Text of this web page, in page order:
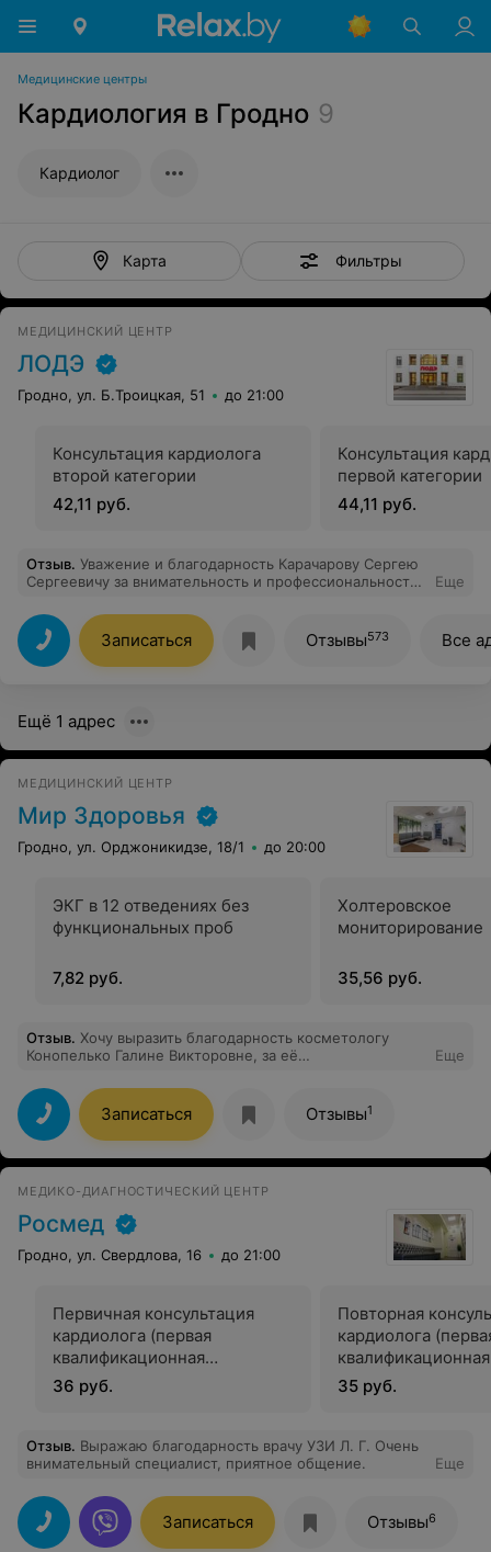
Медицинские центры
Кардиология в Гродно 9
Кардиолог
Карта Фильтры
МЕДИЦИНСКИЙ ЦЕНТР
ЛОДЭ
Гродно, ул. Б.Троицкая, 51 до 21:00
Консультация кардиолога
второй категории
42,11 руб.
Консультация
первой категории
44,11 руб.
Отзыв. Уважение и благодарность Карачарову Сергею
Сергеевичу за внимательность и профессиональность.
доктор.
Еще
Записаться Отзывы573 Все
Ещё 1 адрес
МЕДИЦИНСКИЙ ЦЕНТР
Мир Здоровья
Гродно, ул. Орджоникидзе, 18/1 до 20:00
ЭКГ в 12 отведениях без
функциональных проб
7,82 руб.
Холтеровское
мониторирование
35,56 руб.
Отзыв. Хочу выразить благодарность косметологу
Конопелько Галине Викторовне, за её
Еще
Записаться Отзывы1
МЕДИКО-ДИАГНОСТИЧЕСКИЙ ЦЕНТР
Росмед
Гродно, ул. Свердлова, 16 до 21:00
Первичная консультация
кардиолога (первая
квалификационная
категория)
36 руб.
Повторная
кардиолога
квалификационная
категория)
35 руб.
Отзыв. Выражаю благодарность врачу УЗИ Л. Г. Очень
внимательный специалист, приятное общение.
Еще
Записаться Отзывы6